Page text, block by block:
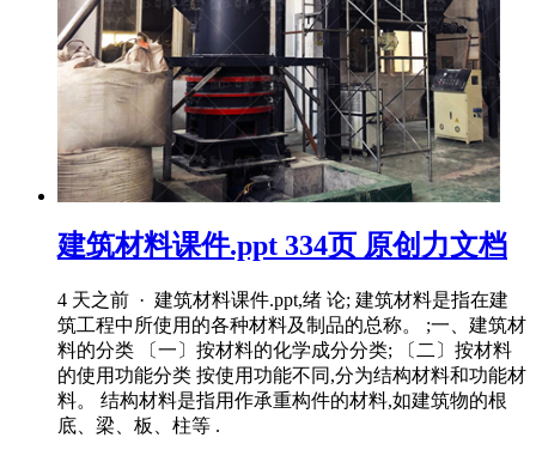
建筑材料课件.ppt 334页 原创力文档
4 天之前 · 建筑材料课件.ppt,绪 论; 建筑材料是指在建
筑工程中所使用的各种材料及制品的总称。 ;一、建筑材
料的分类 〔一〕按材料的化学成分分类; 〔二〕按材料
的使用功能分类 按使用功能不同,分为结构材料和功能材
料。 结构材料是指用作承重构件的材料,如建筑物的根
底、梁、板、柱等 .